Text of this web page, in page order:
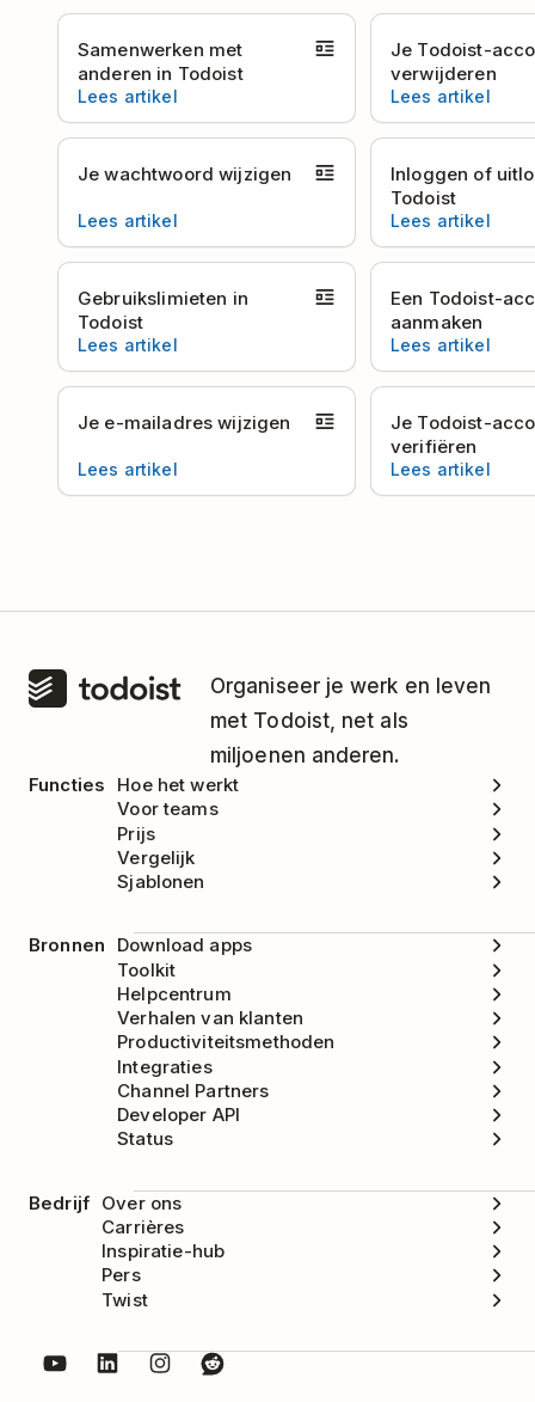
Samenwerken met
anderen in Todoist
Lees artikel
Je Todoist-
verwijderen
Lees artikel
Je wachtwoord wijzigen
Lees artikel
Inloggen of
Todoist
Lees artikel
Gebruikslimieten in
Todoist
Lees artikel
Een Todoist-
aanmaken
Lees artikel
Je e-mailadres wijzigen
Lees artikel
Je Todoist-
verifiëren
Lees artikel
Organiseer je werk en leven
met Todoist, net als
miljoenen anderen.
Functies
Hoe het werkt
Voor teams
Prijs
Vergelijk
Sjablonen
Bronnen
Download apps
Toolkit
Helpcentrum
Verhalen van klanten
Productiviteitsmethoden
Integraties
Channel Partners
Developer API
Status
Bedrijf Over ons
Carrières
Inspiratie-hub
Pers
Twist